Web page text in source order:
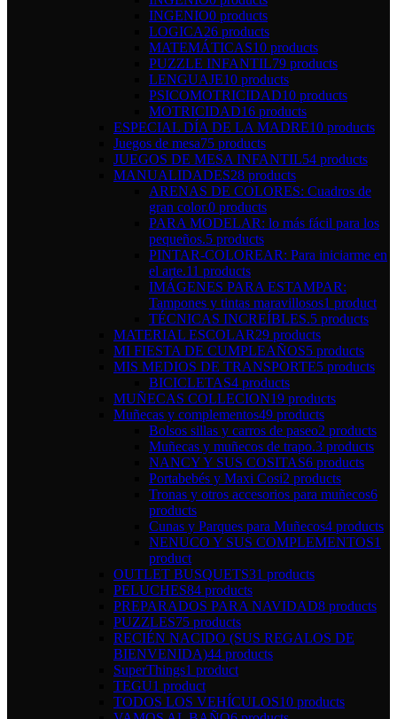
INGENIO0 products
LOGICA26 products
MATEMÁTICAS10 products
PUZZLE INFANTIL79 products
LENGUAJE10 products
PSICOMOTRICIDAD10 products
MOTRICIDAD16 products
ESPECIAL DÍA DE LA MADRE10 products
Juegos de mesa75 products
JUEGOS DE MESA INFANTIL54 products
MANUALIDADES28 products
ARENAS DE COLORES: Cuadros de
gran color.0 products
PARA MODELAR: lo más fácil para los
pequeños.5 products
PINTAR-COLOREAR: Para iniciarme en
el arte.11 products
IMÁGENES PARA ESTAMPAR:
Tampones y tintas maravillosos1 product
TÉCNICAS INCREÍBLES.5 products
MATERIAL ESCOLAR29 products
MI FIESTA DE CUMPLEAÑOS5 products
MIS MEDIOS DE TRANSPORTE5 products
BICICLETAS4 products
MUÑECAS COLLECION19 products
Muñecas y complementos49 products
Bolsos sillas y carros de paseo2 products
Muñecas y muñecos de trapo.3 products
NANCY Y SUS COSITAS6 products
Portabebés y Maxi Cosi2 products
Tronas y otros accesorios para muñecos6
products
Cunas y Parques para Muñecos4 products
NENUCO Y SUS COMPLEMENTOS1
product
OUTLET BUSQUETS31 products
PELUCHES84 products
PREPARADOS PARA NAVIDAD8 products
PUZZLES75 products
RECIÉN NACIDO (SUS REGALOS DE
BIENVENIDA)44 products
SuperThings1 product
TEGU1 product
TODOS LOS VEHÍCULOS10 products